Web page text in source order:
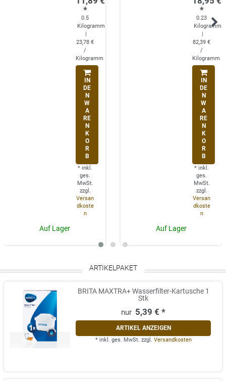
*
0.5
Kilogramm
|
23,78 €
/
Kilogramm
IN
DE
N
W
A
RE
N
K
O
R
B
* inkl.
ges.
MwSt.
zzgl.
Versan
dkoste
n
Auf Lager
*
0.23
Kilogramm
|
82,39 €
/
Kilogramm
IN
DE
N
W
A
RE
N
K
O
R
B
* inkl.
ges.
MwSt.
zzgl.
Versan
dkoste
n
Auf Lager
ARTIKELPAKET
BRITA MAXTRA+ Wasserfilter-Kartusche 1
Stk
5,39 € *
ARTIKEL ANZEIGEN
* inkl. ges. MwSt. zzgl. Versandkosten